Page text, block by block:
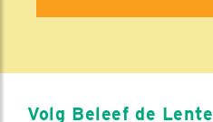
Volg Beleef de Lente